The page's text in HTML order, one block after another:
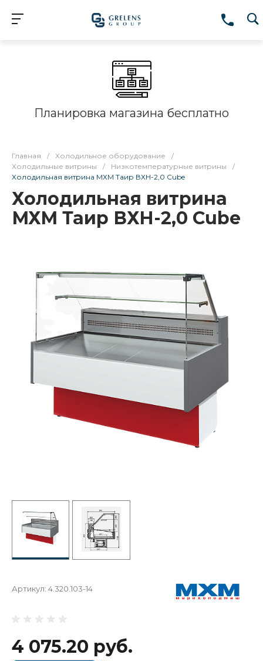
Планировка магазина бесплатно
Главная / Холодильное оборудование
/
Холодильные витрины
/ Низкотемпературные витрины
/
Холодильная витрина МХМ Таир ВХН-2,0 Cube
Холодильная витрина
МХМ Таир ВХН-2,0 Cube
Артикул: 4.320.103-14
4 075.20 руб.